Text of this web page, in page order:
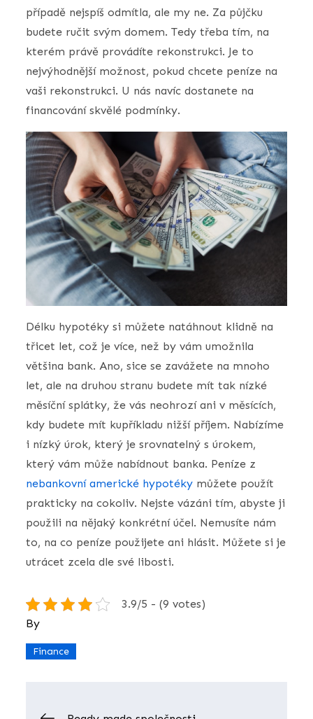
případě nejspíš odmítla, ale my ne. Za půjčku
budete ručit svým domem. Tedy třeba tím, na
kterém právě provádíte rekonstrukci. Je to
nejvýhodnější možnost, pokud chcete peníze na
vaši rekonstrukci. U nás navíc dostanete na
financování skvělé podmínky.
Délku hypotéky si můžete natáhnout klidně na
třicet let, což je více, než by vám umožnila
většina bank. Ano, sice se zavážete na mnoho
let, ale na druhou stranu budete mít tak nízké
měsíční splátky, že vás neohrozí ani v měsících,
kdy budete mít kupříkladu nižší příjem. Nabízíme
i nízký úrok, který je srovnatelný s úrokem,
který vám může nabídnout banka. Peníze z
nebankovní americké hypotéky můžete použít
prakticky na cokoliv. Nejste vázáni tím, abyste ji
použili na nějaký konkrétní účel. Nemusíte nám
to, na co peníze použijete ani hlásit. Můžete si je
utrácet zcela dle své libosti.
3.9/5 - (9 votes)
By
Finance